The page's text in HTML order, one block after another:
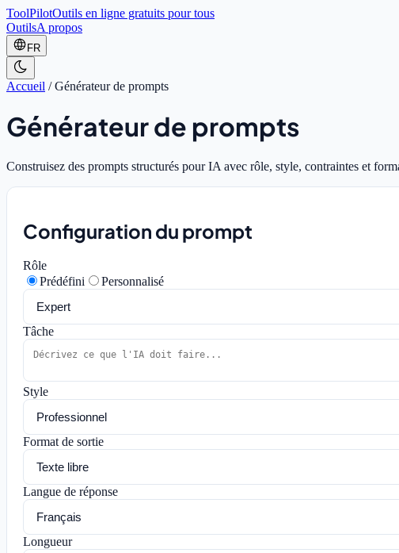
ToolPilotOutils en ligne gratuits pour tous
OutilsA propos
FR
Accueil /Générateur de prompts
Générateur de prompts
Construisez des prompts structurés pour IA avec rôle, style, contraintes et
Configuration du prompt
Rôle
Prédéfini
Personnalisé
Tâche
Style
Format de sortie
Langue de réponse
Longueur